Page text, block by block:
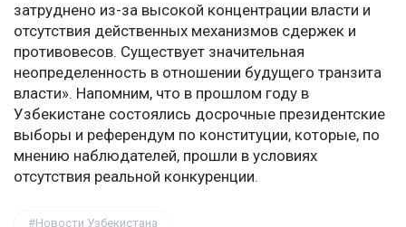
затруднено из-за высокой концентрации власти и
отсутствия действенных механизмов сдержек и
противовесов. Существует значительная
неопределенность в отношении будущего транзита
власти». Напомним, что в прошлом году в
Узбекистане состоялись досрочные президентские
выборы и референдум по конституции, которые, по
мнению наблюдателей, прошли в условиях
отсутствия реальной конкуренции.
Новости Узбекистана